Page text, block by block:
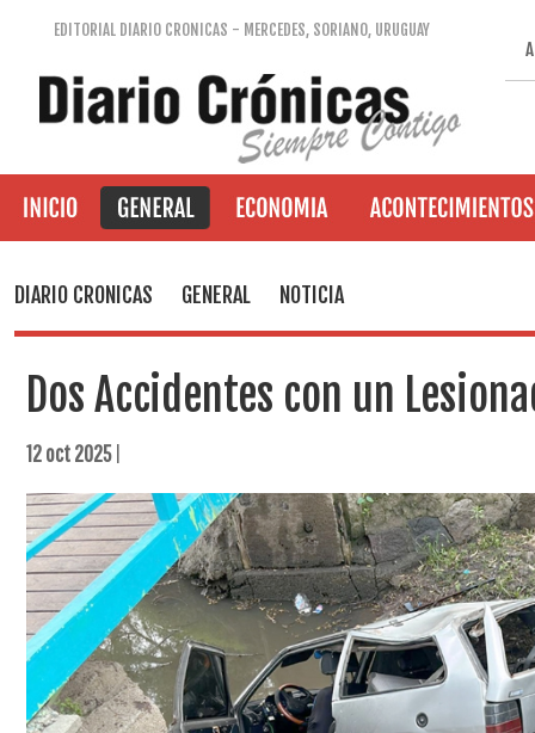
EDITORIAL DIARIO CRONICAS - MERCEDES, SORIANO, URUGUAY
DIARIO CRONICAS GENERAL NOTICIA
Dos Accidentes con un
12 oct 2025|